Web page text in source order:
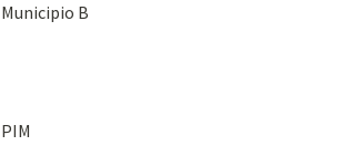
Municipio B
PIM